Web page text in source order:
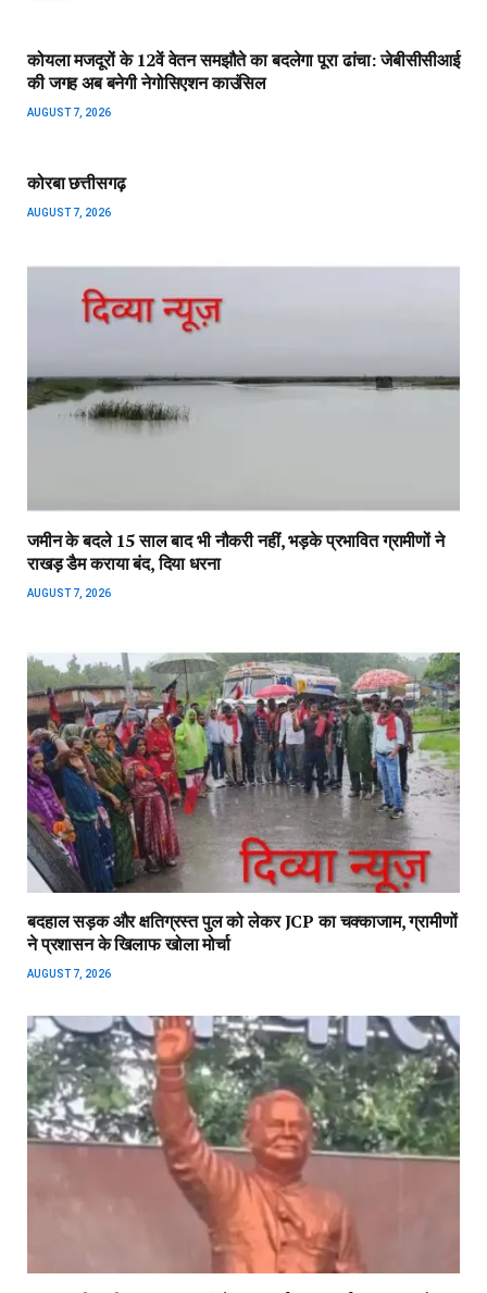
कोयला मजदूरों के 12वें वेतन समझौते का बदलेगा पूरा ढांचा: जेबीसीसीआई
की जगह अब बनेगी नेगोसिएशन काउंसिल
AUGUST 7, 2026
कोरबा छत्तीसगढ़
AUGUST 7, 2026
जमीन के बदले 15 साल बाद भी नौकरी नहीं, भड़के प्रभावित ग्रामीणों ने
राखड़ डैम कराया बंद, दिया धरना
AUGUST 7, 2026
बदहाल सड़क और क्षतिग्रस्त पुल को लेकर JCP का चक्काजाम, ग्रामीणों
ने प्रशासन के खिलाफ खोला मोर्चा
AUGUST 7, 2026